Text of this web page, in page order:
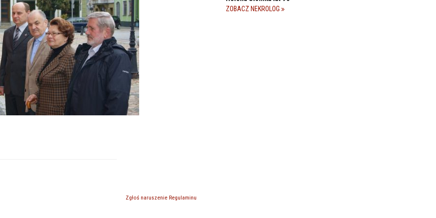
Zgłoś naruszenie Regulaminu
ZOBACZ NEKROLOG